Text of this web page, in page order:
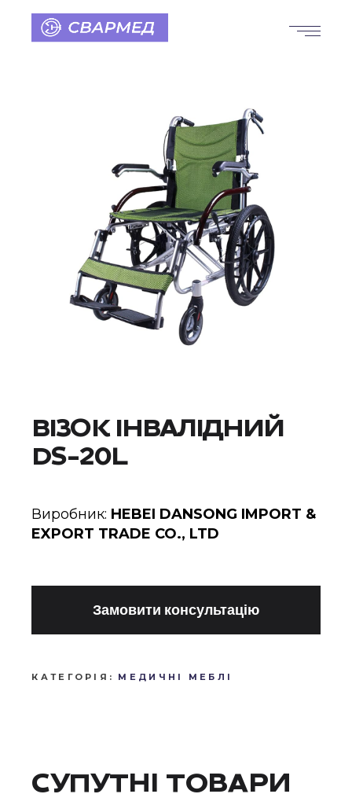
ВІЗОК ІНВАЛІДНИЙ
DS-20L
Виробник: HEBEI DANSONG IMPORT &
EXPORT TRADE CO., LTD
Замовити консультацію
КАТЕГОРІЯ: МЕДИЧНІ МЕБЛІ
СУПУТНІ ТОВАРИ